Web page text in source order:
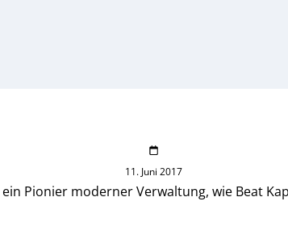
11. Juni 2017
Pionier moderner Verwaltung, wie Beat